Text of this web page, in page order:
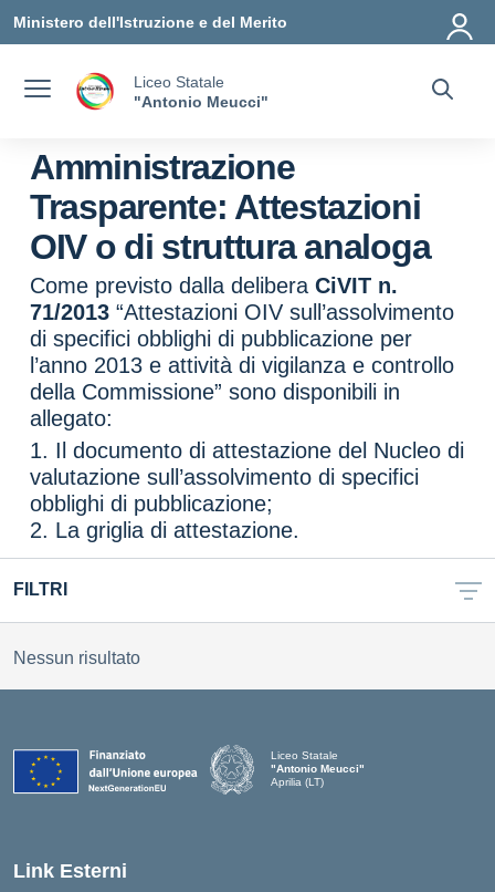
Ministero dell'Istruzione e del Merito
Liceo Statale
"Antonio Meucci"
Amministrazione
Trasparente: Attestazioni
OIV o di struttura analoga
Come previsto dalla delibera CiVIT n.
71/2013 “Attestazioni OIV sull’assolvimento
di specifici obblighi di pubblicazione per
l’anno 2013 e attività di vigilanza e controllo
della Commissione” sono disponibili in
allegato:
1. Il documento di attestazione del Nucleo di
valutazione sull’assolvimento di specifici
obblighi di pubblicazione;
2. La griglia di attestazione.
FILTRI
Nessun risultato
Liceo Statale
"Antonio Meucci"
Aprilia (LT)
Link Esterni